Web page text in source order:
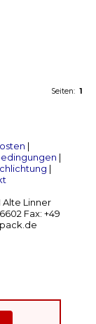
Seiten: 1
|
|
|
Alte Linner
Fax: +49